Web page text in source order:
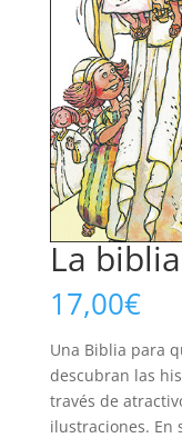
La
17,00€
Una Biblia para
descubran las
través de
ilustraciones. En